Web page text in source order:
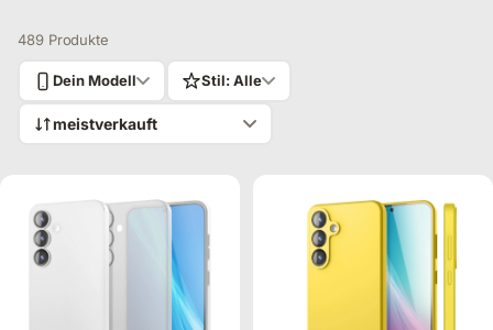
489 Produkte
Dein Modell Stil: Alle